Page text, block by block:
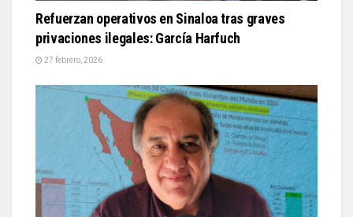
Refuerzan operativos en Sinaloa tras graves
privaciones ilegales: García Harfuch
27 febrero, 2026